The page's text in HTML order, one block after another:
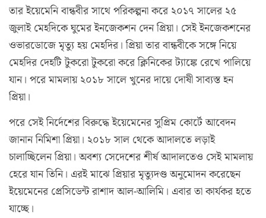
তার ইয়েমেনি বান্ধবীর সাথে পরিকল্পনা করে ২০১৭ সালের ২৫
জুলাই মেহদিকে ঘুমের ইনজেকশন দেন প্রিয়া। সেই ইনজেকশনের
ওভারডোজে মৃত্যু হয় মেহদির। প্রিয়া তার বান্ধবীকে সঙ্গে নিয়ে
মেহদির দেহটি টুকরো টুকরো করে ক্লিনিকের ট্যাঙ্কে রেখে পালিয়ে
যান। পরে মামলায় ২০১৮ সালে খুনের দায়ে দোষী সাব্যস্ত হন
প্রিয়া।
পরে সেই নির্দেশের বিরুদ্ধে ইয়েমেনের সুপ্রিম কোর্টে আবেদন
জানান নিমিশা প্রিয়া। ২০১৮ সাল থেকে আদালতে লড়াই
চালাচ্ছিলেন প্রিয়া। অবশ্য সেদেশের শীর্ষ আদালতেও সেই মামলায়
হেরে যান তিনি। এরই মাঝে প্রিয়ার মৃত্যুদণ্ড অনুমোদন করেছেন
ইয়েমেনের প্রেসিডেন্ট রাশাদ আল-আলিমি। এবার তা কার্যকর হতে
যাচ্ছে।